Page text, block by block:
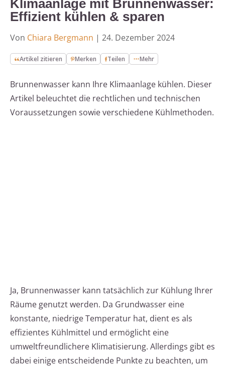
Klimaanlage mit Brunnenwasser:
Effizient kühlen & sparen
Von Chiara Bergmann | 24. Dezember 2024
Artikel zitieren Merken Teilen Mehr
Brunnenwasser kann Ihre Klimaanlage kühlen. Dieser
Artikel beleuchtet die rechtlichen und technischen
Voraussetzungen sowie verschiedene Kühlmethoden.
Ja, Brunnenwasser kann tatsächlich zur Kühlung Ihrer
Räume genutzt werden. Da Grundwasser eine
konstante, niedrige Temperatur hat, dient es als
effizientes Kühlmittel und ermöglicht eine
umweltfreundlichere Klimatisierung. Allerdings gibt es
dabei einige entscheidende Punkte zu beachten, um